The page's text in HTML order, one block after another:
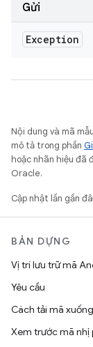
Gửi
Exception
Nội dung và mã
mô tả trong phần
hoặc nhãn hiệu đã
Oracle.
Cập nhật lần gần
BẢN DỰNG
Vị trí lưu trữ mã
Yêu cầu
Cách tải mã xuống
Xem trước mã nhị